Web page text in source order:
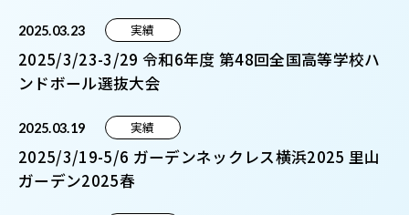
2025.03.23 実績
2025/3/23-3/29 令和6年度 第48回全国高等学校ハ
ンドボール選抜大会
2025.03.19 実績
2025/3/19-5/6 ガーデンネックレス横浜2025 里山
ガーデン2025春